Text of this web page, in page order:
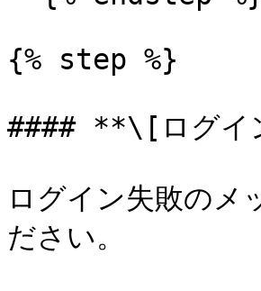
{% step %}
#### **\[ログイ
ログイン失敗のメ
ださい。